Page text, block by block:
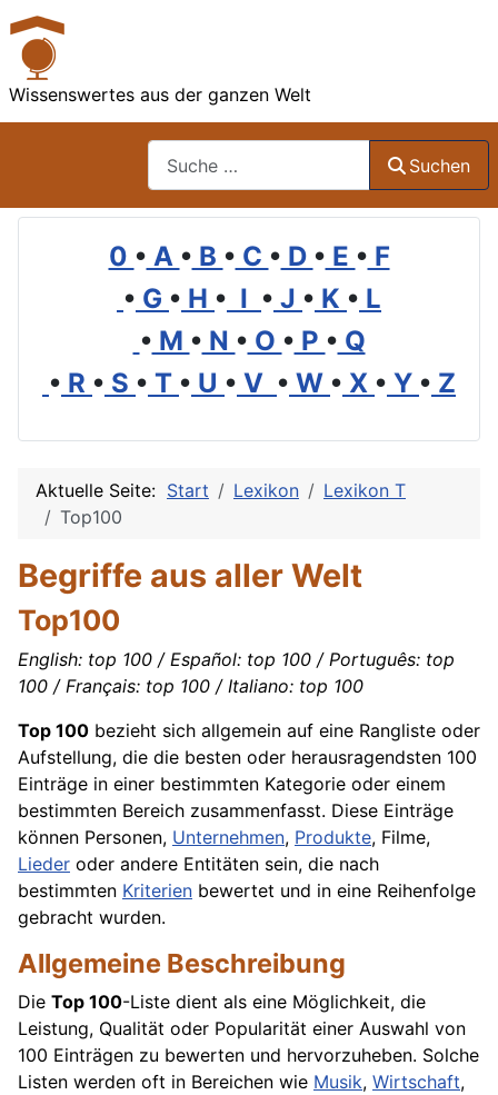
Wissenswertes aus der ganzen Welt
Suchen
0 • A • B • C • D • E • F
• G • H • I • J • K • L
• M • N • O • P • Q
• R • S • T • U • V • W • X • Y • Z
Aktuelle Seite: Start Lexikon
Lexikon T
Top100
Begriffe aus aller Welt
Top100
English: top 100 / Español: top 100 / Português: top
100 / Français: top 100 / Italiano: top 100
Top 100 bezieht sich allgemein auf eine Rangliste oder
Aufstellung, die die besten oder herausragendsten 100
Einträge in einer bestimmten Kategorie oder einem
bestimmten Bereich zusammenfasst. Diese Einträge
können Personen, Unternehmen, Produkte, Filme,
Lieder oder andere Entitäten sein, die nach
bestimmten Kriterien bewertet und in eine Reihenfolge
gebracht wurden.
Allgemeine Beschreibung
Die Top 100-Liste dient als eine Möglichkeit, die
Leistung, Qualität oder Popularität einer Auswahl von
100 Einträgen zu bewerten und hervorzuheben. Solche
Listen werden oft in Bereichen wie Musik, Wirtschaft,